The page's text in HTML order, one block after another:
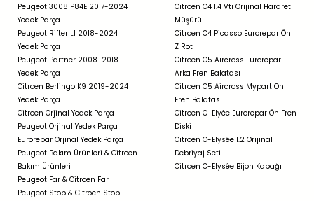
Peugeot 3008 P84E 2017-2024
Yedek Parça
Peugeot Rifter L1 2018-2024
Yedek Parça
Peugeot Partner 2008-2018
Yedek Parça
Citroen Berlingo K9 2019-2024
Yedek Parça
Citroen Orjinal Yedek Parça
Peugeot Orjinal Yedek Parça
Eurorepar Orjinal Yedek Parça
Peugeot Bakım Ürünleri & Citroen
Bakım Ürünleri
Peugeot Far & Citroen Far
Peugeot Stop & Citroen Stop
Citroen C4 1.4 Vti Orijinal Hararet
Müşürü
Citroen C4 Picasso Eurorepar Ön
Z Rot
Citroen C5 Aircross Eurorepar
Arka Fren Balatası
Citroen C5 Aircross Mypart Ön
Fren Balatası
Citroen C-Elyée Eurorepar Ön Fren
Diski
Citroen C-Elysée 1.2 Orijinal
Debriyaj Seti
Citroen C-Elysée Bijon Kapağı